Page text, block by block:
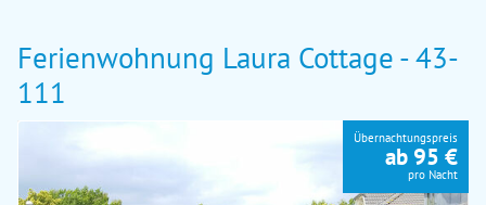
Ferienwohnung Laura Cottage - 43-
111
Übernachtungspreis
ab 95 €
pro Nacht